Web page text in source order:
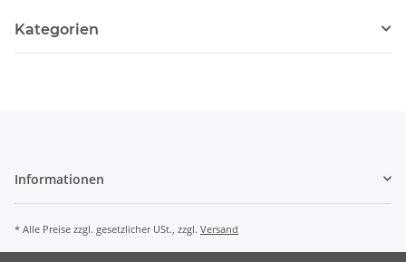
Kategorien
Informationen
* Alle Preise zzgl. gesetzlicher USt., zzgl. Versand